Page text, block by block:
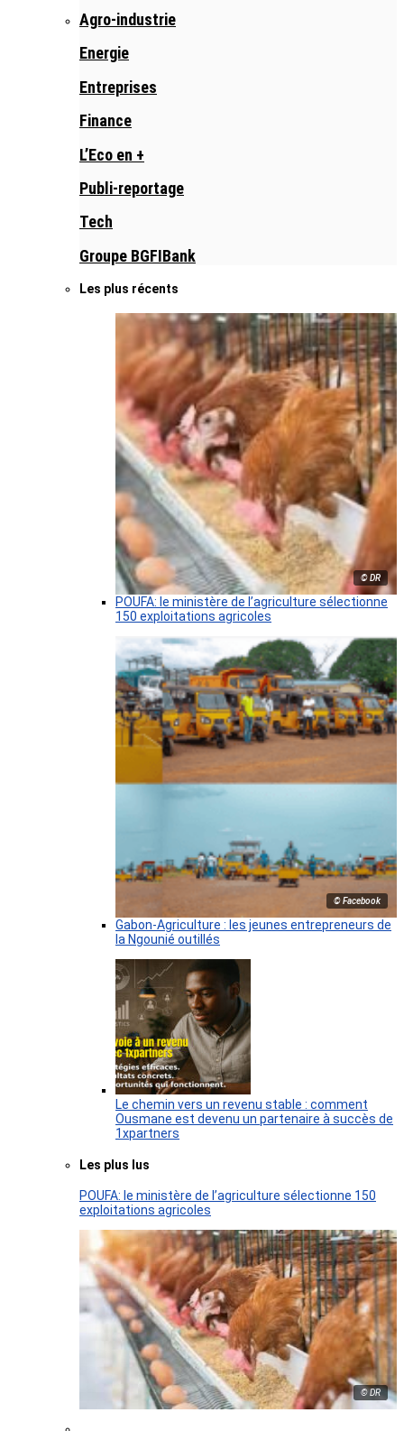
Agro-industrie
Energie
Entreprises
Finance
L’Eco en +
Publi-reportage
Tech
Groupe BGFIBank
Les plus récents
© DR
POUFA: le ministère de l’agriculture sélectionne
150 exploitations agricoles
© Facebook
Gabon-Agriculture : les jeunes entrepreneurs de
la Ngounié outillés
Le chemin vers un revenu stable : comment
Ousmane est devenu un partenaire à succès de
1xpartners
Les plus lus
POUFA: le ministère de l’agriculture sélectionne 150
exploitations agricoles
© DR